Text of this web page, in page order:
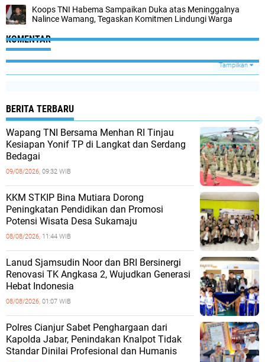
Koops TNI Habema Sampaikan Duka atas Meninggalnya
Nalince Wamang, Tegaskan Komitmen Lindungi Warga
KOMENTAR
Tampilkan
BERITA TERBARU
Wapang TNI Bersama Menhan RI Tinjau
Kesiapan Yonif TP di Langkat dan Serdang
Bedagai
09/08/2026, 09:32 WIB
KKM STKIP Bina Mutiara Dorong
Peningkatan Pendidikan dan Promosi
Potensi Wisata Desa Sukamaju
08/08/2026, 11:44 WIB
Lanud Sjamsudin Noor dan BRI Bersinergi
Renovasi TK Angkasa 2, Wujudkan Generasi
Hebat Indonesia
08/08/2026, 01:07 WIB
Polres Cianjur Sabet Penghargaan dari
Kapolda Jabar, Penindakan Knalpot Tidak
Standar Dinilai Profesional dan Humanis